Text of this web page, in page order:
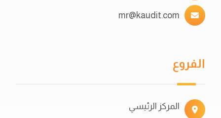
mr@kaudit.com
الفروع
المركز الرئيسي